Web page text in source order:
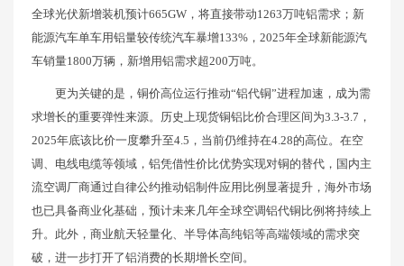
全球光伏新增装机预计665GW，将直接带动1263万吨铝需求；新
能源汽车单车用铝量较传统汽车暴增133%，2025年全球新能源汽
车销量1800万辆，新增用铝需求超200万吨。
更为关键的是，铜价高位运行推动“铝代铜”进程加速，成为需
求增长的重要弹性来源。历史上现货铜铝比价合理区间为3.3-3.7，
2025年底该比价一度攀升至4.5，当前仍维持在4.28的高位。在空
调、电线电缆等领域，铝凭借性价比优势实现对铜的替代，国内主
流空调厂商通过自律公约推动铝制件应用比例显著提升，海外市场
也已具备商业化基础，预计未来几年全球空调铝代铜比例将持续上
升。此外，商业航天轻量化、半导体高纯铝等高端领域的需求突
破，进一步打开了铝消费的长期增长空间。